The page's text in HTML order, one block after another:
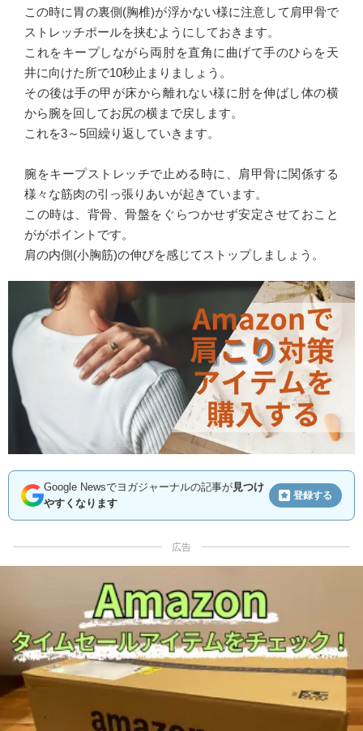
この時に胃の裏側(胸椎)が浮かない様に注意して肩甲骨で
ストレッチポールを挟むようにしておきます。
これをキープしながら両肘を直角に曲げて手のひらを天
井に向けた所で10秒止まりましょう。
その後は手の甲が床から離れない様に肘を伸ばし体の横
から腕を回してお尻の横まで戻します。
これを3～5回繰り返していきます。
腕をキープストレッチで止める時に、肩甲骨に関係する
様々な筋肉の引っ張りあいが起きています。
この時は、背骨、骨盤をぐらつかせず安定させておこと
ががポイントです。
肩の内側(小胸筋)の伸びを感じてストップしましょう。
Google Newsでヨガジャーナルの記事が見つけ
やすくなります
登録する
広告